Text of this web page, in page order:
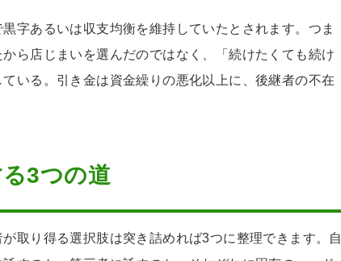
字あるいは収支均衡を維持していたとされます。つま
ら店じまいを選んだのではなく、「続けたくても続け
いる。引き金は資金繰りの悪化以上に、後継者の不在
3つの道
取り得る選択肢は突き詰めれば3つに整理できます。自